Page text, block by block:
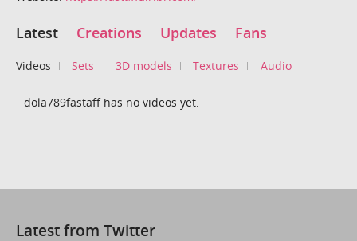
Latest Creations Updates Fans
Videos Sets 3D models Textures Audio
dola789fastaff has no videos yet.
Latest from Twitter